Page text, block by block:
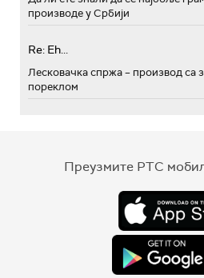
производе у Србији
Re: Eh...
Лесковачка спржа – производ са
пореклом
Преузмите РТС